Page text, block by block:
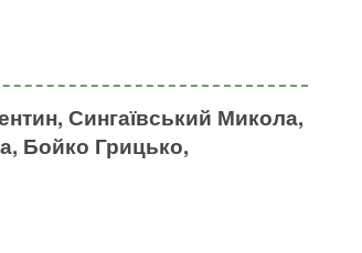
Сингаївський Микола,
Бойко Грицько,